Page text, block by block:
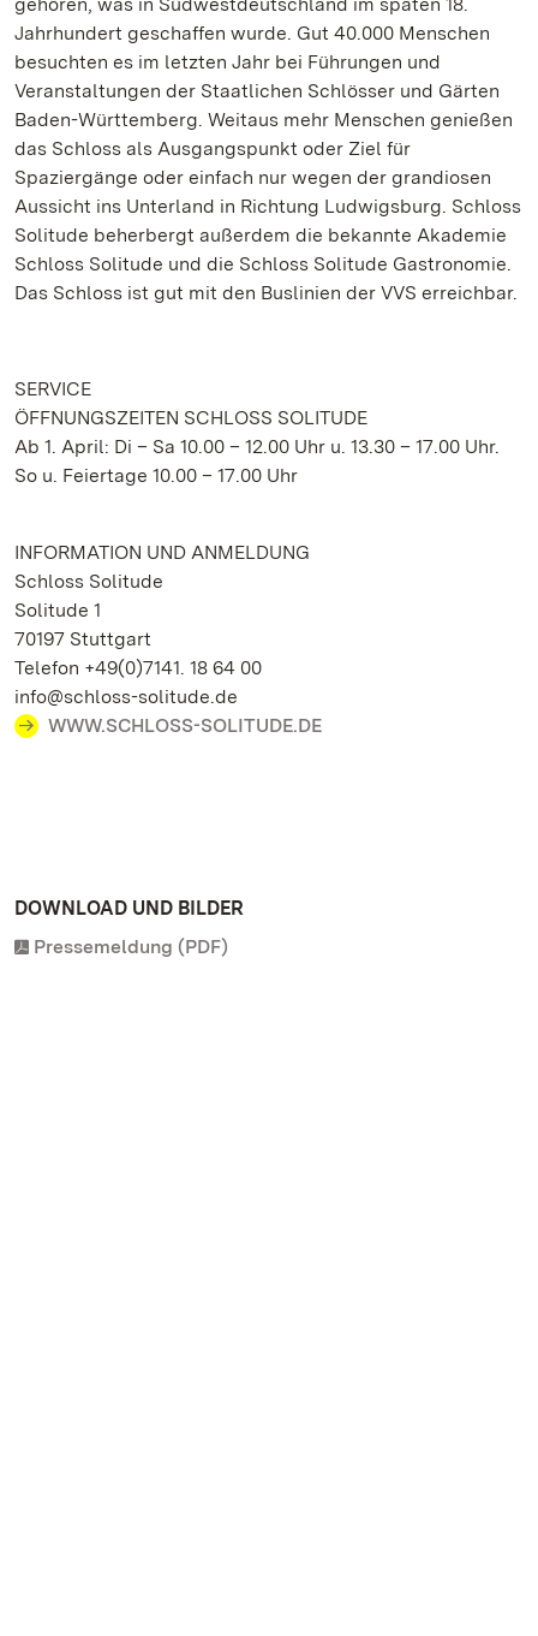
Jahrhundert geschaffen wurde. Gut 40.000 Menschen
besuchten es im letzten Jahr bei Führungen und
Veranstaltungen der Staatlichen Schlösser und Gärten
Baden-Württemberg. Weitaus mehr Menschen genießen
das Schloss als Ausgangspunkt oder Ziel für
Spaziergänge oder einfach nur wegen der grandiosen
Aussicht ins Unterland in Richtung Ludwigsburg. Schloss
Solitude beherbergt außerdem die bekannte Akademie
Schloss Solitude und die Schloss Solitude Gastronomie.
Das Schloss ist gut mit den Buslinien der VVS erreichbar.
SERVICE
ÖFFNUNGSZEITEN SCHLOSS SOLITUDE
Ab 1. April: Di – Sa 10.00 – 12.00 Uhr u. 13.30 – 17.00 Uhr.
So u. Feiertage 10.00 – 17.00 Uhr
INFORMATION UND ANMELDUNG
Schloss Solitude
Solitude 1
70197 Stuttgart
Telefon +49(0)7141. 18 64 00
info@schloss-solitude.de
WWW.SCHLOSS-SOLITUDE.DE
DOWNLOAD UND BILDER
Pressemeldung (PDF)